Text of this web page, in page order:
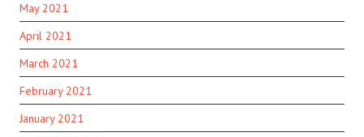
May 2021
April 2021
March 2021
February 2021
January 2021